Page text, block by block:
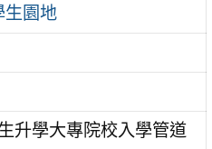
生園地
升學大專院校入學管道